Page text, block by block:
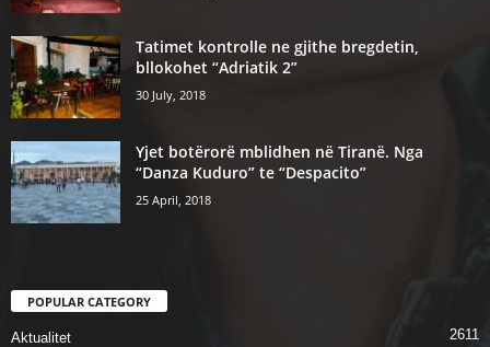
Tatimet kontrolle ne gjithe bregdetin,
bllokohet “Adriatik 2”
30 July, 2018
Yjet botërorë mblidhen në Tiranë. Nga
“Danza Kuduro” te “Despacito”
25 April, 2018
POPULAR CATEGORY
Aktualitet 2611